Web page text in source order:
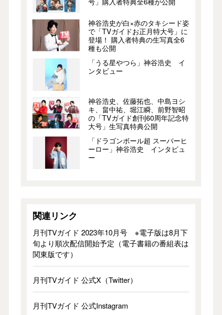
神谷浩史が白×赤のタキシード姿
で「TVガイドお正月特大号」に
登場！ 購入者特典の生写真全6
種も公開
「うる星やつら」神谷浩史 イ
ンタビュー
神谷浩史、佐藤拓也、中島ヨシ
キ、畠中祐、堀江瞬、前野智昭
の「TVガイド創刊60周年記念特
大号」生写真特典公開
「ドラゴンボール超 スーパーヒ
ーロー」神谷浩史 インタビュ
ー
関連リンク
月刊TVガイド 2023年10月号 ※電子版は8月下
旬より順次配信開始予定（電子書籍の番組表は
関東版です）
月刊TVガイド 公式X（Twitter）
月刊TVガイド 公式Instagram